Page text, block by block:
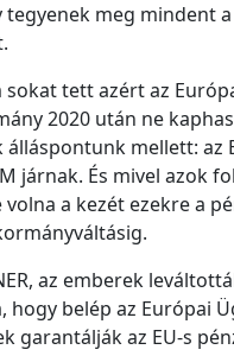
meg mindent
tett azért az
2020 után ne
mellett: az
járnak. És mivel azok
a kezét ezekre a
az emberek
hogy belép az Európai
garantálják az EU-s